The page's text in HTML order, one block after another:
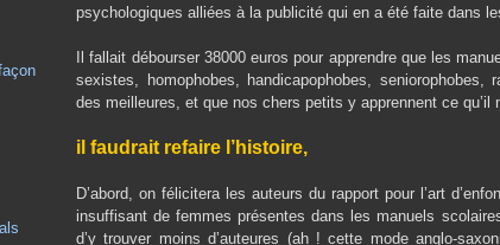
psychologiques alliées à la publicité qui en a été faite dans
Il fallait débourser 38000 euros pour apprendre que les
sexistes, homophobes, handicapophobes,
des meilleures, et que nos chers petits y apprennent ce qu’il
il faudrait refaire l’histoire,
D’abord, on félicitera les auteurs du rapport pour l’art
insuffisant de femmes présentes dans les manuels
d’y trouver moins d’auteures (ah ! cette mode anglo-